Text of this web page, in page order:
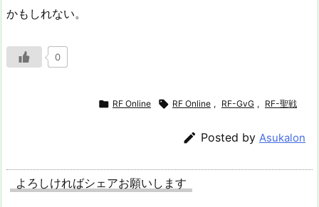
かもしれない。
0
 RF Online  RF Online , RF-GvG , RF-聖戦
 Posted by Asukalon
よろしければシェアお願いします